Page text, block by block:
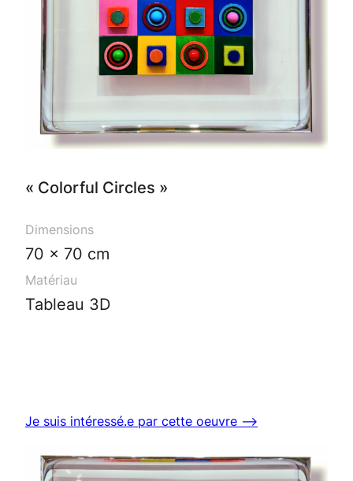
« Colorful Circles »
Dimensions
70 x 70 cm
Matériau
Tableau 3D
Je suis intéressé.e par cette oeuvre ⟶